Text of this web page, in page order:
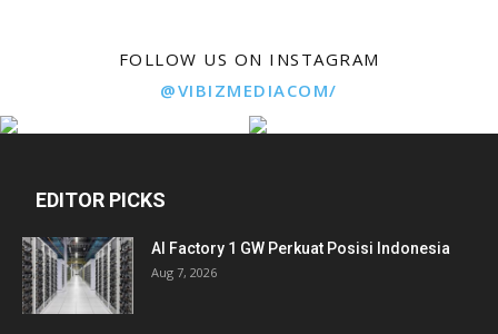
FOLLOW US ON INSTAGRAM
@VIBIZMEDIACOM/
EDITOR PICKS
AI Factory 1 GW Perkuat Posisi Indonesia
Aug 7, 2026